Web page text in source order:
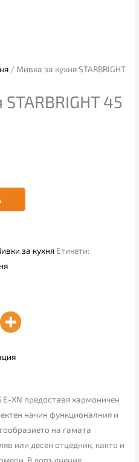
/ Мивка за кухня STARBRIGHT
45
за кухня Етикети:
E-XN предоставя хармоничен
начин функционалния и
на гамата
или десен отцедник, както и